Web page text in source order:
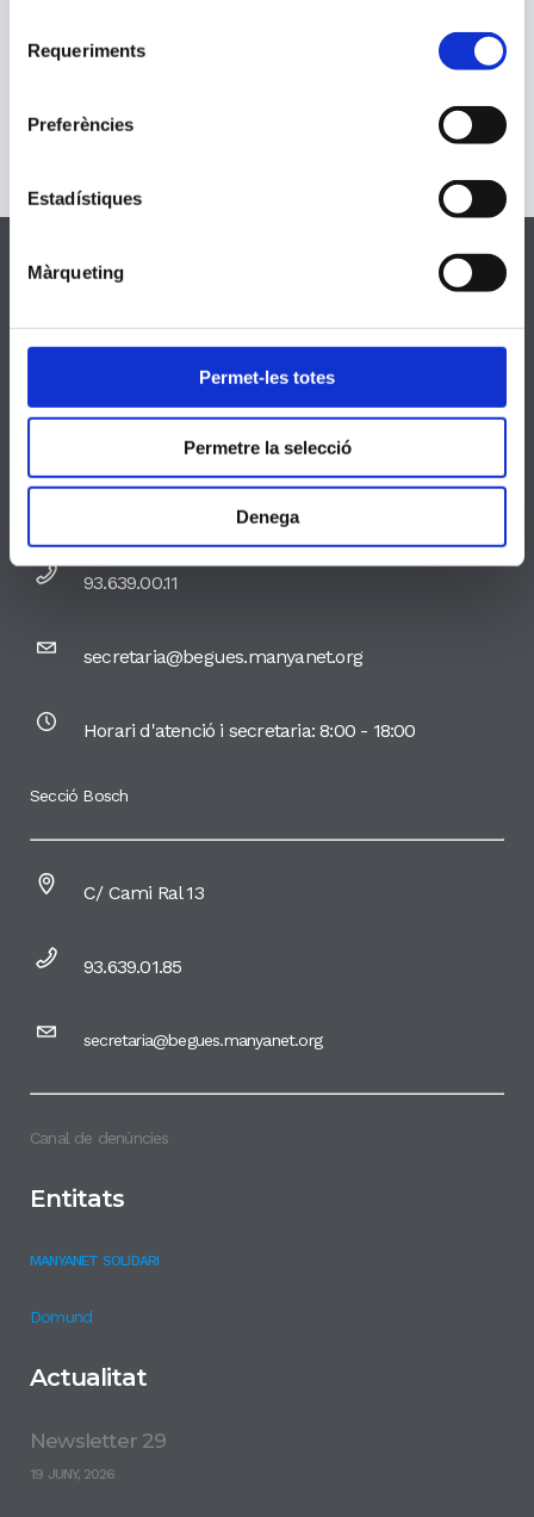
Requeriments
Preferències
Estadístiques
Màrqueting
Permet-les totes
Permetre la selecció
Denega
pobles
Dades de contacte
Secció Sant LLuís
93.639.00.11
secretaria@begues.manyanet.org
Horari d'atenció i secretaria: 8:00 - 18:00
Secció Bosch
C/ Cami Ral 13
93.639.01.85
secretaria@begues.manyanet.org
Canal de denúncies
Entitats
MANYANET SOLIDARI
Domund
Actualitat
Newsletter 29
19 JUNY, 2026